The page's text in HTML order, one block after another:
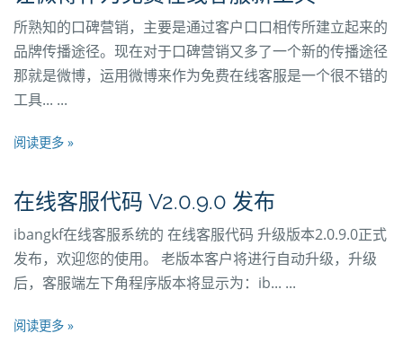
所熟知的口碑营销，主要是通过客户口口相传所建立起来的
品牌传播途径。现在对于口碑营销又多了一个新的传播途径
那就是微博，运用微博来作为免费在线客服是一个很不错的
工具... ...
阅读更多 »
在线客服代码 V2.0.9.0 发布
ibangkf在线客服系统的 在线客服代码 升级版本2.0.9.0正式
发布，欢迎您的使用。 老版本客户将进行自动升级，升级
后，客服端左下角程序版本将显示为：ib... ...
阅读更多 »